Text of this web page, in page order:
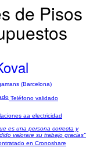
de Pisos
(Barcelona)
Teléfono validado
aa electricidad
es una persona correcta y
valorare su trabajo gracias"
en Cronoshare